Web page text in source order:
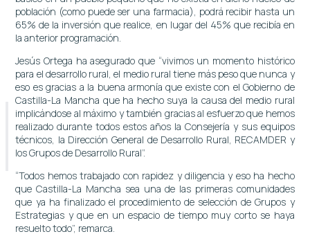
población (como puede ser una farmacia), podrá recibir hasta un
65% de la inversión que realice, en lugar del 45% que recibía en
la anterior programación.
Jesús Ortega ha asegurado que “vivimos un momento histórico
para el desarrollo rural, el medio rural tiene más peso que nunca y
eso es gracias a la buena armonía que existe con el Gobierno de
Castilla-La Mancha que ha hecho suya la causa del medio rural
implicándose al máximo y también gracias al esfuerzo que hemos
realizado durante todos estos años la Consejería y sus equipos
técnicos, la Dirección General de Desarrollo Rural, RECAMDER y
los Grupos de Desarrollo Rural”.
“Todos hemos trabajado con rapidez y diligencia y eso ha hecho
que Castilla-La Mancha sea una de las primeras comunidades
que ya ha finalizado el procedimiento de selección de Grupos y
Estrategias y que en un espacio de tiempo muy corto se haya
resuelto todo”, remarca.